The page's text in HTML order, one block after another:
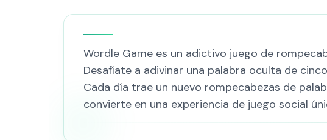
Wordle Game es un adictivo juego de
Desafíate a adivinar una palabra oculta de
Cada día trae un nuevo rompecabezas de
convierte en una experiencia de juego social